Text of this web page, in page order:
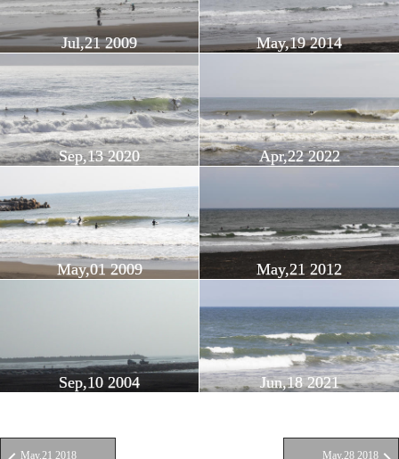
Jul,21 2009 May,19 2014
Sep,13 2020 Apr,22 2022
May,01 2009 May,21 2012
Sep,10 2004 Jun,18 2021
May,21 2018
May,28 2018